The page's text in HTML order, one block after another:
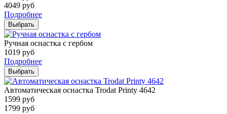
4049 руб
Подробнее
Выбрать
Ручная оснастка с гербом
1019 руб
Подробнее
Выбрать
Автоматическая оснастка Trodat Printy 4642
1599 руб
1799 руб